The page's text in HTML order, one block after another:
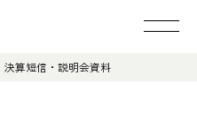
決算短信・説明会資料